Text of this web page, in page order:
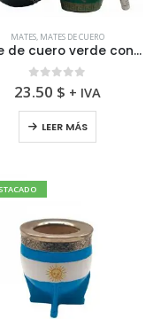
MATES, MATES DE CUERO
Mate de cuero verde con trébol tallado mas base y bombilla
0fuera de 5
23.50 $ + IVA
LEER MÁS